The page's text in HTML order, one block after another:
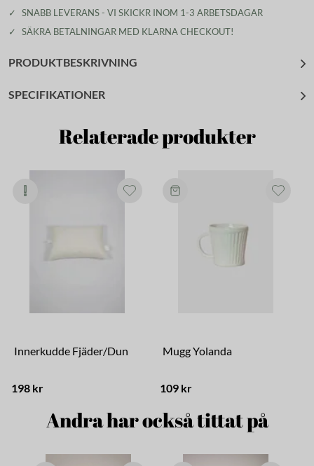
✓
SNABB LEVERANS - VI SKICKR INOM 1-3 ARBETSDAGAR
✓
SÄKRA BETALNINGAR MED KLARNA CHECKOUT!
PRODUKTBESKRIVNING
SPECIFIKATIONER
Relaterade produkter
Innerkudde Fjäder/Dun
198 kr
Mugg Yolanda
109 kr
Andra har också tittat på